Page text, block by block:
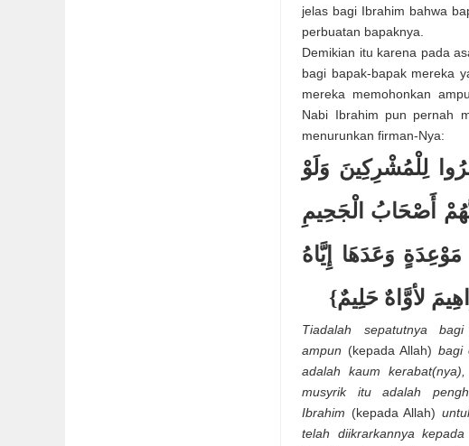
jelas bagi Ibrahim bahwa
perbuatan bapaknya.
Demikian itu karena pada
bagi bapak-bapak mereka
mereka memohonkan
Nabi Ibrahim pun pernah
menurunkan firman-Nya:
لِلْمُشْرِكِينَ وَلَوْ
أَصْحَابُ الْجَحِيمِ
مَوْعِدَةٍ وَعَدَهَا إِيَّاهُ
لأوَّاهٌ حَلِيمٌ}
Tiadalah sepatutnya
ampun (kepada Allah) bagi
adalah kaum
musyrik itu adalah
Ibrahim (kepada Allah)
telah diikrarkannya